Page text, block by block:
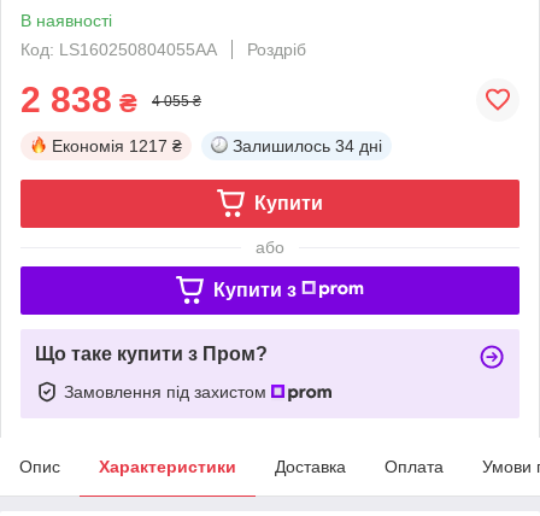
В наявності
Код: LS160250804055AA
Роздріб
2 838 ₴ 4 055 ₴
Економія 1217 ₴ Залишилось 34 дні
Купити
або
Купити з
Що таке купити з Пром?
Замовлення під захистом
Опис Характеристики Доставка Оплата Умови